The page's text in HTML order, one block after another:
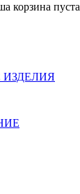
корзина пуста